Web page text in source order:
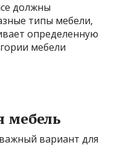
должны
типы мебели,
определенную
мебели
мебель
вариант для